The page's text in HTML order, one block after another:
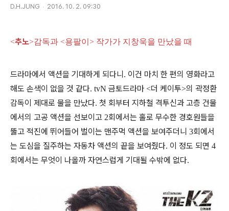
D.H.JUNG 2016. 10. 2. 09:30
<추노>감독과 <용팔이> 작가가 지창욱을 만났을 때
드라마에서 액션을 기대하게 되다니 . 이건 마치 한 편의 영화라고
해도 손색이 없을 것 같다. tvN 금토드라마 <더 케이투>의 곽정환
감독이 제대로 물을 만났다. 첫 회부터 지하철 격투신과 고층 건물
에서의 고공 액션을 선보이고 2회에서는 홀로 무수한 경호원들을
뚫고 적진에 뛰어들어 벌이는 맨주먹 액션을 보여주더니 3회에서
는 도심을 질주하는 자동차 액션의 끝을 보여줬다. 이 정도 되면 4
회에서는 무엇이 나올까 자연스럽게 기대될 수밖에 없다.